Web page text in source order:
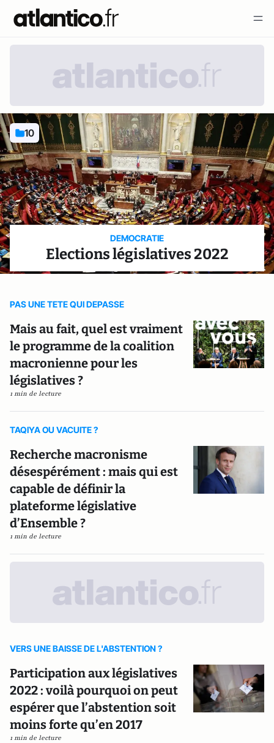
10
DEMOCRATIE
Elections législatives 2022
PAS UNE TETE QUI DEPASSE
Mais au fait, quel est vraiment
le programme de la coalition
macronienne pour les
législatives ?
1 min de lecture
TAQIYA OU VACUITE ?
Recherche macronisme
désespérément : mais qui est
capable de définir la
plateforme législative
d’Ensemble ?
1 min de lecture
VERS UNE BAISSE DE L'ABSTENTION ?
Participation aux législatives
2022 : voilà pourquoi on peut
espérer que l’abstention soit
moins forte qu’en 2017
1 min de lecture